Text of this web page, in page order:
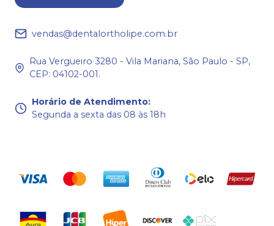
vendas@dentalortholipe.com.br
Rua Vergueiro 3280 - Vila Mariana, São Paulo - SP,
CEP: 04102-001.
Horário de Atendimento:
Segunda a sexta das 08 às 18h